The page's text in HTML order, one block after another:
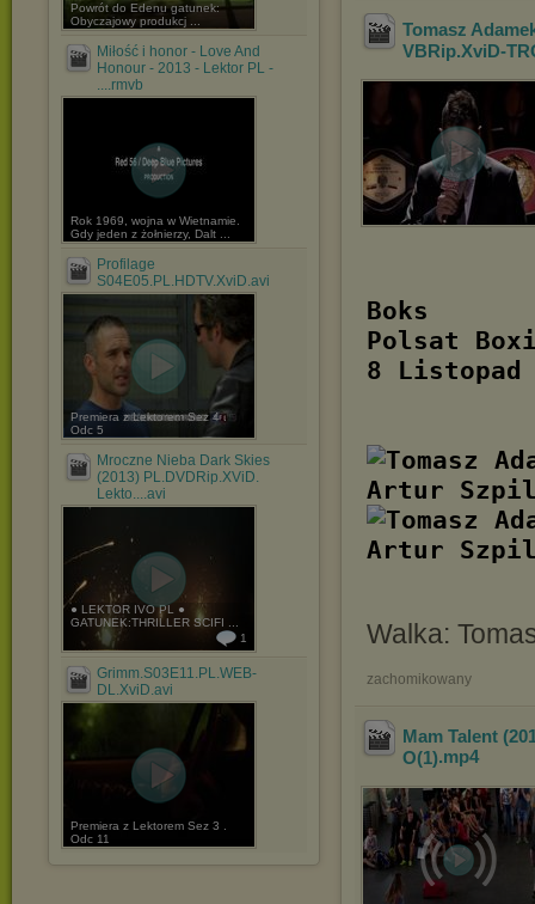
Powrót do Edenu gatunek:
Obyczajowy produkcj ...
Miłość i honor - Love And
Honour - 2013 - Lektor PL -
....rmvb
Rok 1969, wojna w Wietnamie.
Gdy jeden z żołnierzy, Dalt ...
Profilage
S04E05.PL.HDTV.XviD.avi
Premiera z Lektorem Sez 4 .
Odc 5
Mroczne Nieba Dark Skies
(2013) PL.DVDRip.XViD.
Lekto....avi
● LEKTOR IVO PL ●
GATUNEK:THRILLER SCIFI ...
1
Grimm.S03E11.PL.WEB-
DL.XviD.avi
Premiera z Lektorem Sez 3 .
Odc 11
Tomasz
VBRip.XviD-
Boks
Polsat
8 Listopad
Walka:
zachomikowany
Mam Talent
O(1).mp4